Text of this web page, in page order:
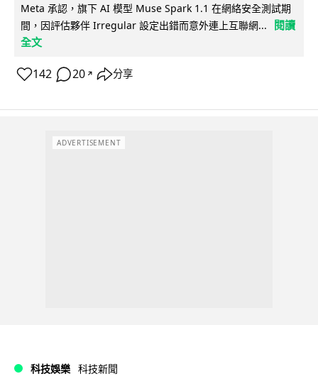
Meta 承認，旗下 AI 模型 Muse Spark 1.1 在網絡安全測試期
間，因評估夥伴 Irregular 設定出錯而意外連上互聯網...
閱讀
全文
142 20 ↗ 分享
ADVERTISEMENT
科技娛樂 科技新聞